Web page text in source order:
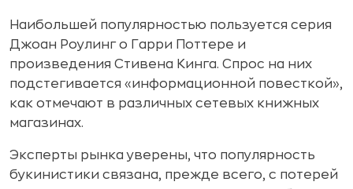
Наибольшей популярностью пользуется серия
Джоан Роулинг о Гарри Поттере и
произведения Стивена Кинга. Спрос на них
подстегивается «информационной повесткой»,
как отмечают в различных сетевых книжных
магазинах.
Эксперты рынка уверены, что популярность
букинистики связана, прежде всего, с потерей